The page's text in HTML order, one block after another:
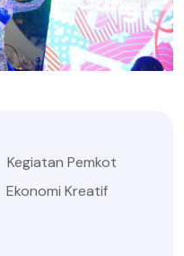
Kegiatan Pemkot
Ekonomi Kreatif